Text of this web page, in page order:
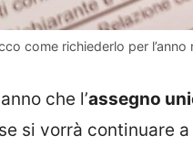
come richiederlo per
che l’assegno
si vorrà continuare